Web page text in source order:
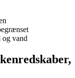
vand